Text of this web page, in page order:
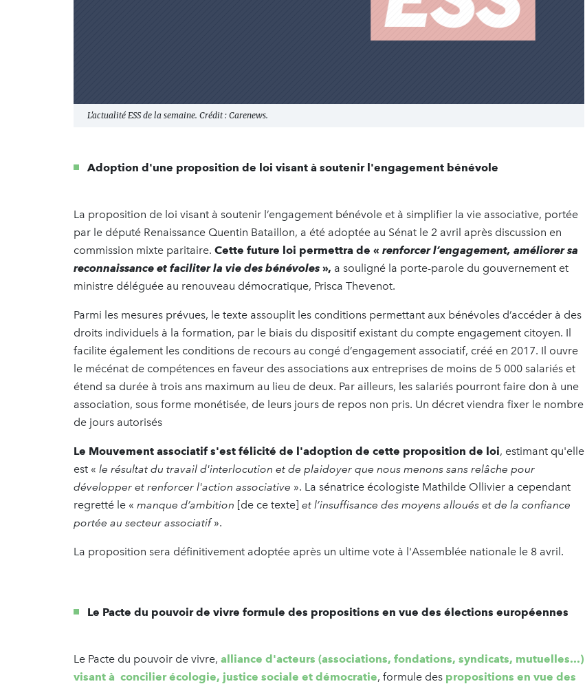
L'actualité ESS de la semaine. Crédit : Carenews.
Adoption d'une proposition de loi visant à soutenir l'engagement bénévole
La proposition de loi visant à soutenir l’engagement bénévole et à simplifier la vie associative, portée
par le député Renaissance Quentin Bataillon, a été adoptée au Sénat le 2 avril après discussion en
commission mixte paritaire. Cette future loi permettra de « renforcer l’engagement, améliorer sa
reconnaissance et faciliter la vie des bénévoles », a souligné la porte-parole du gouvernement et
ministre déléguée au renouveau démocratique, Prisca Thevenot.
Parmi les mesures prévues, le texte assouplit les conditions permettant aux bénévoles d’accéder à des
droits individuels à la formation, par le biais du dispositif existant du compte engagement citoyen. Il
facilite également les conditions de recours au congé d’engagement associatif, créé en 2017. Il ouvre
le mécénat de compétences en faveur des associations aux entreprises de moins de 5 000 salariés et
étend sa durée à trois ans maximum au lieu de deux. Par ailleurs, les salariés pourront faire don à une
association, sous forme monétisée, de leurs jours de repos non pris. Un décret viendra fixer le nombre
de jours autorisés
Le Mouvement associatif s'est félicité de l'adoption de cette proposition de loi, estimant qu'elle
est « le résultat du travail d'interlocution et de plaidoyer que nous menons sans relâche pour
développer et renforcer l'action associative ». La sénatrice écologiste Mathilde Ollivier a cependant
regretté le « manque d’ambition [de ce texte] et l’insuffisance des moyens alloués et de la confiance
portée au secteur associatif».
La proposition sera définitivement adoptée après un ultime vote à l'Assemblée nationale le 8 avril.
Le Pacte du pouvoir de vivre formule des propositions en vue des élections européennes
Le Pacte du pouvoir de vivre, alliance d'acteurs (associations, fondations, syndicats, mutuelles...)
visant à concilier écologie, justice sociale et démocratie, formule des propositions en vue des